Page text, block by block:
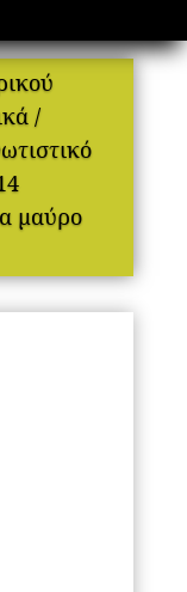
/
μαύρο